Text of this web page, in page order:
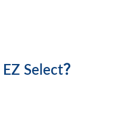
Select？